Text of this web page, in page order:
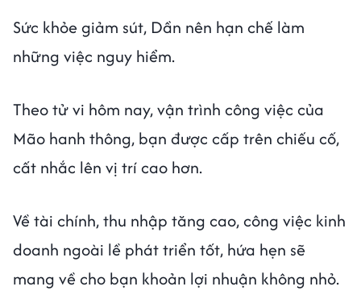
Sức khỏe giảm sút, Dần nên hạn chế làm
những việc nguy hiểm.
Theo tử vi hôm nay, vận trình công việc của
Mão hanh thông, bạn được cấp trên chiếu cố,
cất nhắc lên vị trí cao hơn.
Về tài chính, thu nhập tăng cao, công việc kinh
doanh ngoài lề phát triển tốt, hứa hẹn sẽ
mang về cho bạn khoản lợi nhuận không nhỏ.